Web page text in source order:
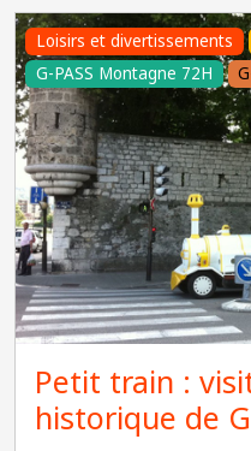
Loisirs et divertissements
G-PASS Montagne 72H
Petit train :
historique de